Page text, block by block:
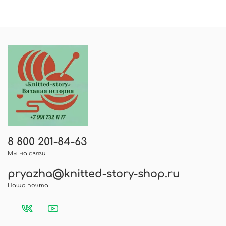
оставить отзыв, указав вашу электронную
почту.
8 800 201-84-63
Мы на связи
pryazha@knitted-story-shop.ru
Наша почта